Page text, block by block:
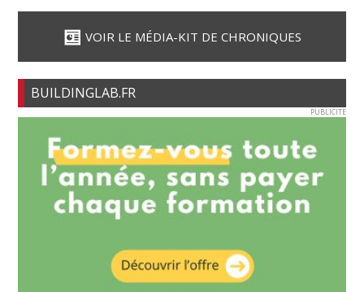
VOIR LE MÉDIA-KIT DE CHRONIQUES
BUILDINGLAB.FR
PUBLICITE